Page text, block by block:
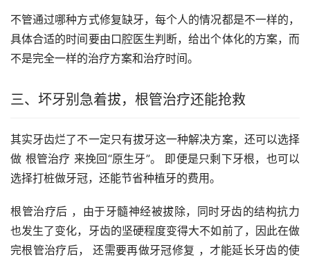
不管通过哪种方式修复缺牙，每个人的情况都是不一样的，
具体合适的时间要由口腔医生判断，给出个体化的方案，而
不是完全一样的治疗方案和治疗时间。
三、坏牙别急着拔，根管治疗还能抢救
其实牙齿烂了不一定只有拔牙这一种解决方案，还可以选择
做 根管治疗 来挽回“原生牙”。 即便是只剩下牙根，也可以
选择打桩做牙冠，还能节省种植牙的费用。
根管治疗后 ，由于牙髓神经被拔除，同时牙齿的结构抗力
也发生了变化，牙齿的坚硬程度变得大不如前了，因此在做
完根管治疗后， 还需要再做牙冠修复 ，才能延长牙齿的使